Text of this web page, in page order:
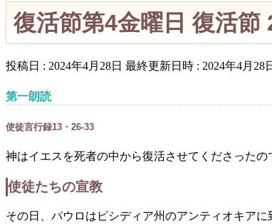
復活節第4金曜日 復活節
投稿日 : 2024年4月28日 最終更新日時 : 2024年4月28
第一朗読
使徒言行録13・26-33
神はイエスを死者の中から復活させてくださったの
使徒たちの宣教
その日、パウロはピシディア州のアンティオキアに